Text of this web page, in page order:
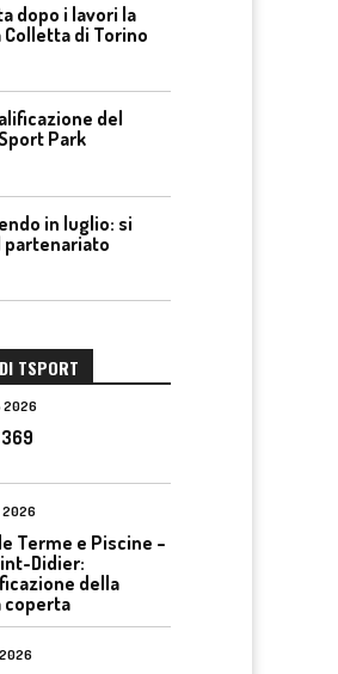
dopo i lavori la
Colletta di Torino
del
Park
in luglio: si
partenariato
TSPORT
2026
2026
Terme e Piscine –
Didier:
della
coperta
2026